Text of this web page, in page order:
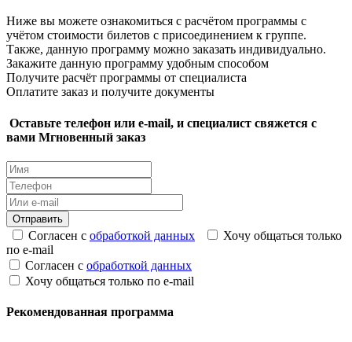
Ниже вы можете ознакомиться с расчётом программы с
учётом стоимости билетов с присоединением к группе.
Также, данную программу можно заказать индивидуально.
Закажите данную программу удобным способом
Получите расчёт программы от специалиста
Оплатите заказ и получите документы
Оставьте телефон или e-mail, и специалист свяжется с
вами Мгновенный заказ
Согласен с обработкой данных
Хочу общаться только
по e-mail
Согласен с обработкой данных
Хочу общаться только по e-mail
Рекомендованная программа